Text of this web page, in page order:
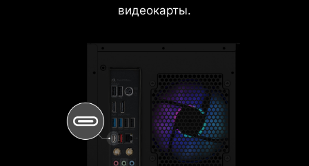
видеокарты.